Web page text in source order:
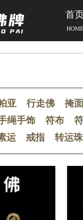
首
HOME
亚 行走佛 掩
绳手饰 符布
运 戒指 转运珠